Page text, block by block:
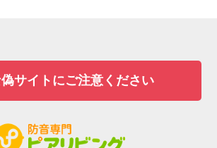
サイトにご注意ください